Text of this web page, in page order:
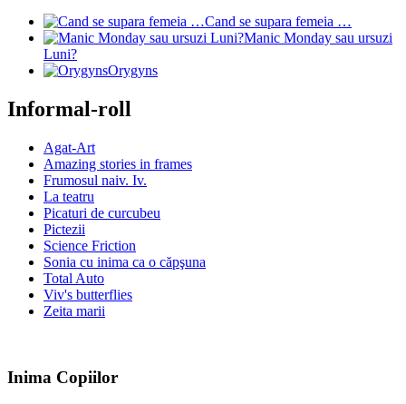
Cand se supara femeia …
Manic Monday sau ursuzi
Luni?
Orygyns
Informal-roll
Agat-Art
Amazing stories in frames
Frumosul naiv. Iv.
La teatru
Picaturi de curcubeu
Pictezii
Science Friction
Sonia cu inima ca o căpşuna
Total Auto
Viv's butterflies
Zeita marii
Inima Copiilor